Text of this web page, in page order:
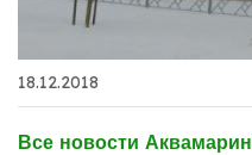
18.12.2018
Все новости Аквамарин